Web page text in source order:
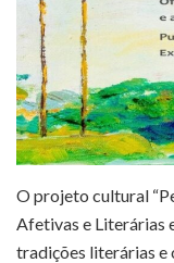
O projeto cultural
Afetivas e Literárias
tradições literárias e